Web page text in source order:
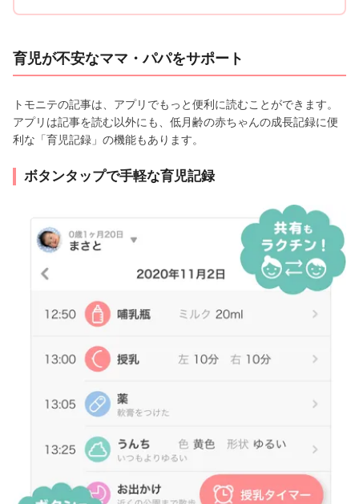
育児が不安なママ・パパをサポート
トモニテの記事は、アプリでもっと便利に読むことができます。
アプリは記事を読む以外にも、低月齢の赤ちゃんの成長記録に便
利な「育児記録」の機能もあります。
ボタンタップで手軽な育児記録